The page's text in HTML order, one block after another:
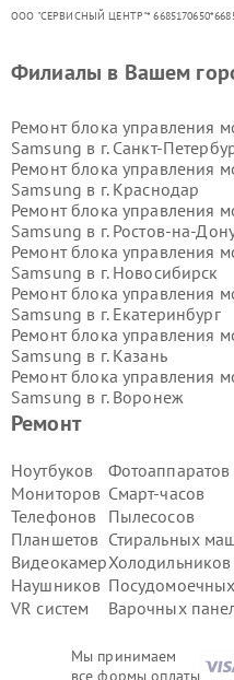
ООО "СЕРВИСНЫЙ ЦЕНТР"*
Мы принимаем
Ремонт
Ноутбуков
Мониторов
Телефонов
Планшетов
Видеокамер
Наушников
VR систем
Фотоаппаратов
Смарт-часов
Пылесосов
Стиральных
Холодильников
Варочных
Филиалы в Вашем
Ремонт блока управления
Samsung в г. Санкт-
Ремонт блока управления
Samsung в г. Краснодар
Ремонт блока управления
Samsung в г. Ростов-на-
Ремонт блока управления
Samsung в г. Новосибирск
Ремонт блока управления
Samsung в г. Екатеринбург
Ремонт блока управления
Samsung в г. Казань
Ремонт блока управления
Samsung в г. Воронеж
Ремонт блока управления
Samsung в г.
Ремонт блока управления
Samsung в г.Самара
Ремонт блока управления
Samsung в г. Пермь
Ремонт блока управления
Samsung в г.Красноярск
Ремонт блока управления
Samsung в г.Ижевск
Ремонт блока управления
Samsung в г.
Ремонт блока управления